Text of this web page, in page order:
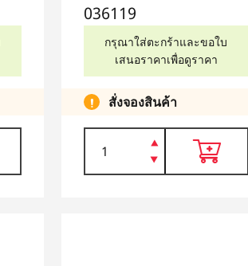
036119
กรุณาใส่ตะกร้าและขอใบ
เสนอราคาเพื่อดูราคา
สั่งจองสินค้า